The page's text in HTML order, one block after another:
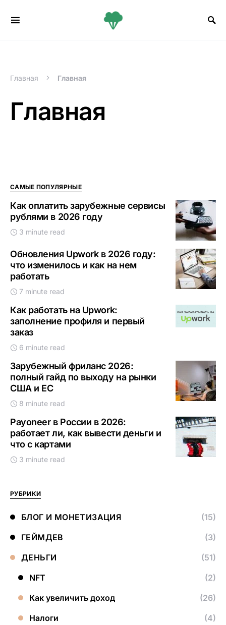
Главная Главная
Главная
САМЫЕ ПОПУЛЯРНЫЕ
Как оплатить зарубежные сервисы
рублями в 2026 году
3 minute read
Обновления Upwork в 2026 году:
что изменилось и как на нем
работать
7 minute read
Как работать на Upwork:
заполнение профиля и первый
заказ
6 minute read
Зарубежный фриланс 2026:
полный гайд по выходу на рынки
США и ЕС
8 minute read
Payoneer в России в 2026:
работает ли, как вывести деньги и
что с картами
3 minute read
РУБРИКИ
БЛОГ И МОНЕТИЗАЦИЯ
(15)
ГЕЙМДЕВ
(3)
ДЕНЬГИ
(51)
NFT
(2)
Как увеличить доход
(26)
Налоги
(4)